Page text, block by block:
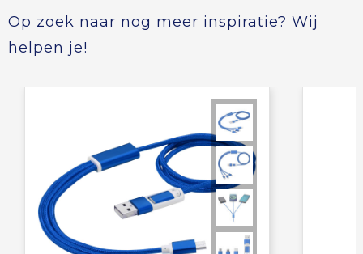
Op zoek naar nog meer inspiratie? Wij
helpen je!